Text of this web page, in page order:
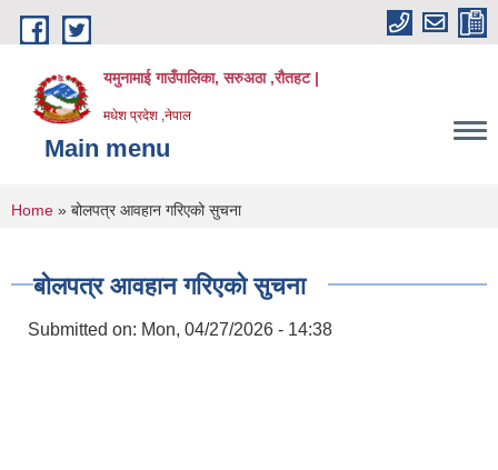
Skip to main content
यमुनामाई गाउँपालिका, सरुअठा ,रौतहट |
मधेश प्रदेश ,नेपाल
Main menu
You are here
Home » बोलपत्र आवहान गरिएको सुचना
बोलपत्र आवहान गरिएको सुचना
Submitted on: Mon, 04/27/2026 - 14:38